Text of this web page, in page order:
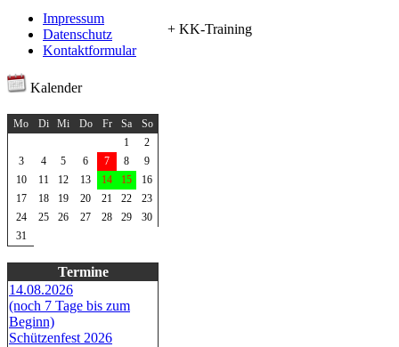
Impressum
Datenschutz
Kontaktformular
Kalender
Mo
Di Mi Do Fr Sa
So
1
2
3
4 5 6 7 8
9
10
11 12 13 14 15
16
17
18 19 20 21 22
23
24
25 26 27 28 29
30
31
Termine
14.08.2026
(noch 7 Tage bis zum
Beginn)
Schützenfest 2026
+ KK-Training